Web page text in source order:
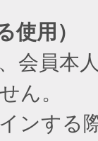
使用）
会員本
ん。
ンする